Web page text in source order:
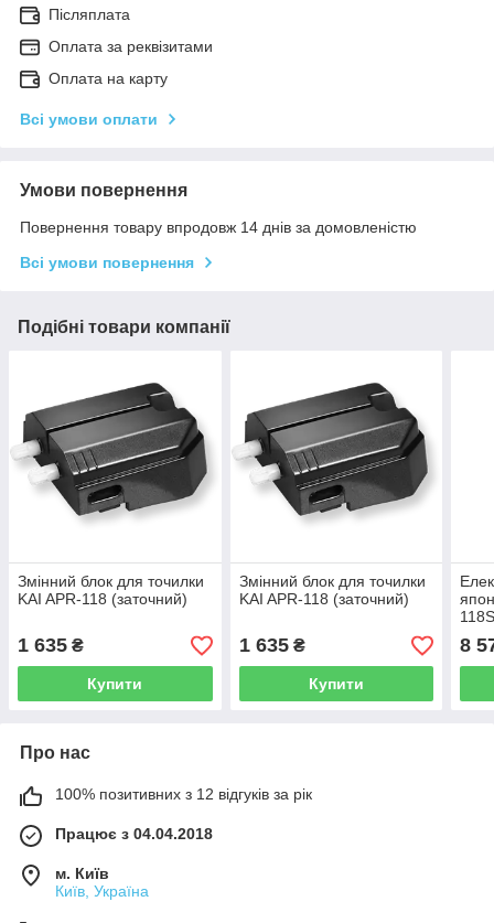
Післяплата
Оплата за реквізитами
Оплата на карту
Всі умови оплати
Умови повернення
Повернення товару впродовж 14 днів за домовленістю
Всі умови повернення
Подібні товари компанії
Змінний блок для точилки
KAI APR-118 (заточний)
1 635 ₴
Купити
Змінний блок для точилки
KAI APR-118 (заточний)
1 635₴
Купити
8
Про нас
100% позитивних з 12 відгуків за рік
Працює з 04.04.2018
м. Київ
Київ, Україна